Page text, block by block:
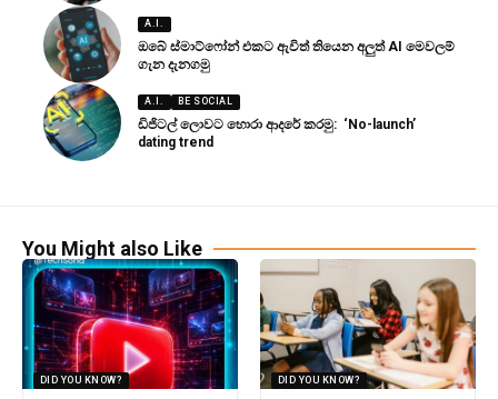
A.I.
ඔබේ ස්මාට්ෆෝන් එකට ඇවිත් තියෙන අලුත් AI මෙවලම්
ගැන දැනගමු
A.I. BE SOCIAL
ඩිජිටල් ලොවට හොරා ආදරේ කරමු: ‘No-launch’
dating trend
You Might also Like
DID YOU KNOW? DID YOU KNOW?